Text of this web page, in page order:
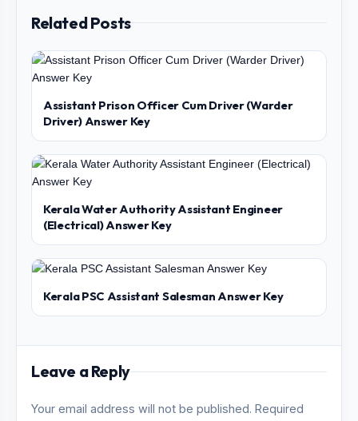
Related Posts
Assistant Prison Officer Cum Driver (Warder
Driver) Answer Key
Kerala Water Authority Assistant Engineer
(Electrical) Answer Key
Kerala PSC Assistant Salesman Answer Key
Leave a Reply
Your email address will not be published. Required